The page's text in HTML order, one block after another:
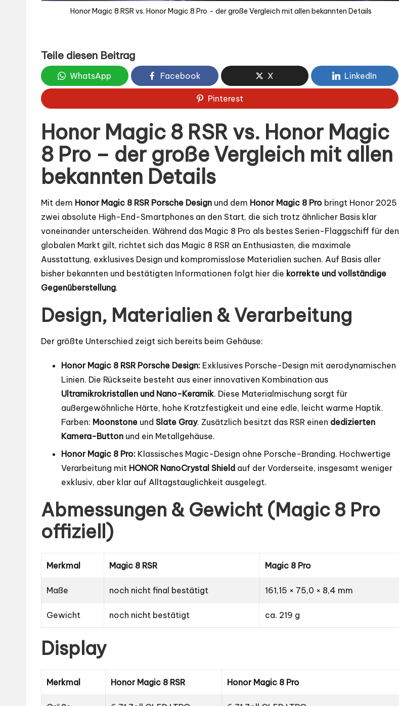
Honor Magic 8 RSR vs. Honor Magic 8 Pro – der große Vergleich mit allen bekannten Details
Teile diesen Beitrag
WhatsApp Facebook X LinkedIn
Pinterest
Honor Magic 8 RSR vs. Honor Magic
8 Pro – der große Vergleich mit allen
bekannten Details
Mit dem Honor Magic 8 RSR Porsche Design und dem Honor Magic 8 Pro bringt Honor 2025
zwei absolute High-End-Smartphones an den Start, die sich trotz ähnlicher Basis klar
voneinander unterscheiden. Während das Magic 8 Pro als bestes Serien-Flaggschiff für den
globalen Markt gilt, richtet sich das Magic 8 RSR an Enthusiasten, die maximale
Ausstattung, exklusives Design und kompromisslose Materialien suchen. Auf Basis aller
bisher bekannten und bestätigten Informationen folgt hier die korrekte und vollständige
Gegenüberstellung.
Design, Materialien & Verarbeitung
Der größte Unterschied zeigt sich bereits beim Gehäuse:
Honor Magic 8 RSR Porsche Design: Exklusives Porsche-Design mit aerodynamischen
Linien. Die Rückseite besteht aus einer innovativen Kombination aus
Ultramikrokristallen und Nano-Keramik. Diese Materialmischung sorgt für
außergewöhnliche Härte, hohe Kratzfestigkeit und eine edle, leicht warme Haptik.
Farben: Moonstone und Slate Gray. Zusätzlich besitzt das RSR einen dedizierten
Kamera-Button und ein Metallgehäuse.
Honor Magic 8 Pro: Klassisches Magic-Design ohne Porsche-Branding. Hochwertige
Verarbeitung mit HONOR NanoCrystal Shield auf der Vorderseite, insgesamt weniger
exklusiv, aber klar auf Alltagstauglichkeit ausgelegt.
Abmessungen & Gewicht (Magic 8 Pro
offiziell)
Merkmal Magic 8 RSR Magic 8 Pro
Maße noch nicht final bestätigt 161,15 × 75,0 × 8,4 mm
Gewicht noch nicht bestätigt ca. 219 g
Display
Merkmal Honor Magic 8 RSR Honor Magic 8 Pro